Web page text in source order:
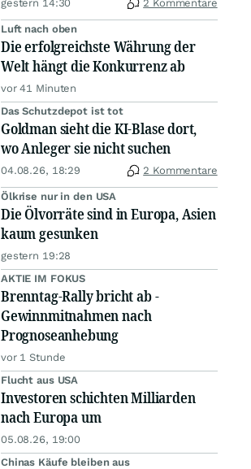
gestern 14:30 2 Kommentare
Luft nach oben
Die erfolgreichste Währung der
Welt hängt die Konkurrenz ab
vor 41 Minuten
Das Schutzdepot ist tot
Goldman sieht die KI-Blase dort,
wo Anleger sie nicht suchen
04.08.26, 18:29 2 Kommentare
Ölkrise nur in den USA
Die Ölvorräte sind in Europa, Asien
kaum gesunken
gestern 19:28
AKTIE IM FOKUS
Brenntag-Rally bricht ab -
Gewinnmitnahmen nach
Prognoseanhebung
vor 1 Stunde
Flucht aus USA
Investoren schichten Milliarden
nach Europa um
05.08.26, 19:00
Chinas Käufe bleiben aus